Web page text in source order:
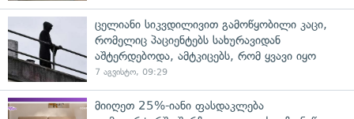
ცელიანი სიკვდილივით გამოწყობილი კაცი,
რომელიც პაციენტებს სახურავიდან
აშტერდებოდა, ამტკიცებს, რომ ყვავი იყო
7 აგვისტო, 09:29
მიიღეთ 25%-იანი ფასდაკლება